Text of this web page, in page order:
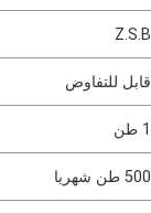
Z.S.B
قابل للتفاوض
1 طن
500 طن شهريا